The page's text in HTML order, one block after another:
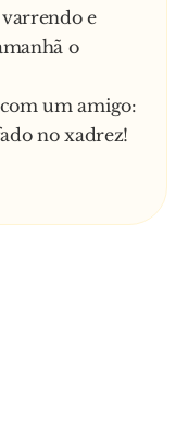
etc E de
vai um bom
cigarros e
e
o
um amigo:
no xadrez!